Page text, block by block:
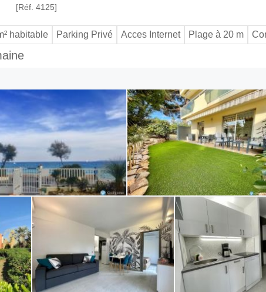
[Réf. 4125]
habitable Parking Privé Acces Internet Plage à 20 m